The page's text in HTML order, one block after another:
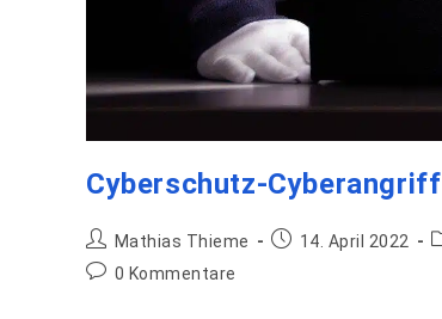
Cyberschutz-Cyberangriff
Mathias Thieme 14. April 2022
0 Kommentare